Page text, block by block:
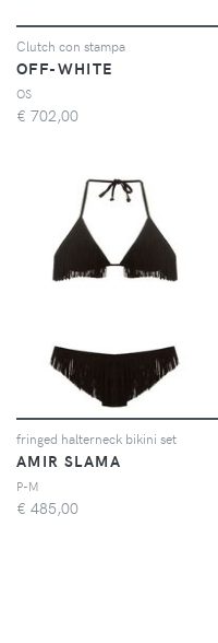
Clutch con stampa
OFF-WHITE
OS
€ 702,00
fringed halterneck bikini set
AMIR SLAMA
P-M
€ 485,00